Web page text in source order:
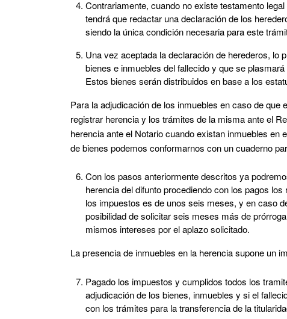
Contrariamente, cuando no existe testamento
tendrá que redactar una declaración de los
siendo la única condición necesaria para este
Una vez aceptada la declaración de herederos, lo
bienes e inmuebles del fallecido y que se
Estos bienes serán distribuidos en base a los
Para la adjudicación de los inmuebles en caso de
registrar herencia y los trámites de la misma ante el
herencia ante el Notario cuando existan inmuebles en
de bienes podemos conformarnos con un cuaderno
Con los pasos anteriormente descritos ya
herencia del difunto procediendo con los pagos
los impuestos es de unos seis meses, y en caso
posibilidad de solicitar seis meses más de
mismos intereses por el aplazo solicitado.
La presencia de inmuebles en la herencia supone un
Pagado los impuestos y cumplidos todos los
adjudicación de los bienes, inmuebles y si el
con los trámites para la transferencia de la